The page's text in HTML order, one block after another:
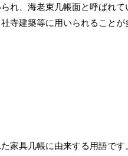
れ、海老束几帳面と呼ばれ
寺建築等に用いられること
家具几帳に由来する用語で